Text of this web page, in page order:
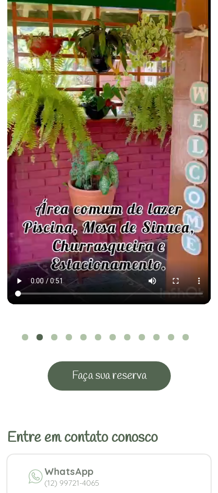
Faça sua reserva
Entre em contato conosco
WhatsApp
(12) 99721-4065